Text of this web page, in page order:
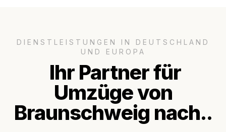
DIENSTLEISTUNGEN IN DEUTSCHLAND
UND EUROPA
Ihr Partner für
Umzüge von
Braunschweig nach..